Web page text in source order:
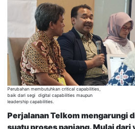
Perubahan membutuhkan critical capabilities,
baik dari segi digital capabilities maupun
leadership capabilities.
Perjalanan Telkom mengarungi